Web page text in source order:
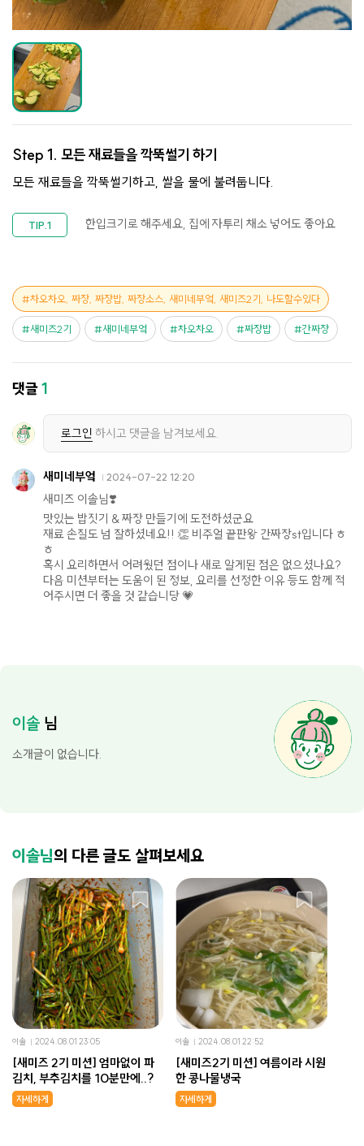
Step 1. 모든 재료들을 깍뚝썰기 하기
모든 재료들을 깍뚝썰기하고, 쌀을 물에 불려둡니다.
한입크기로 해주세요, 집에 자투리 채소 넣어도 좋아요
차오차오, 짜장, 짜장밥, 짜장소스, 새미네부엌, 새미즈2기, 나도할수있다
새미즈2기 새미네부엌 차오차오 짜장밥 간짜장
댓글1
로그인 하시고 댓글을 남겨보세요.
새미네부엌 2024-07-22 12:20
새미즈 이솔님❣️
맛있는 밥짓기 & 짜장 만들기에 도전하셨군요
재료 손질도 넘 잘하셨네요!! 👏 비주얼 끝판왕 간짜장st입니다 ㅎ
ㅎ
혹시 요리하면서 어려웠던 점이나 새로 알게된 점은 없으셨나요?
다음 미션부터는 도움이 된 정보, 요리를 선정한 이유 등도 함께 적
어주시면 더 좋을 것 같습니당 💗
이솔 님
소개글이 없습니다.
이솔님의 다른 글도 살펴보세요
이솔 2024.08.01 23:05
[새미즈 2기 미션] 엄마없이 파
김치, 부추김치를 10분만에..?
자세하게
이솔 2024.08.01 22:52
[새미즈2기 미션] 여름이라 시원
한 콩나물냉국
자세하게